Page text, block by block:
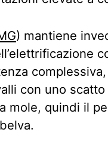
) mantiene
con uno
mole, quindi il